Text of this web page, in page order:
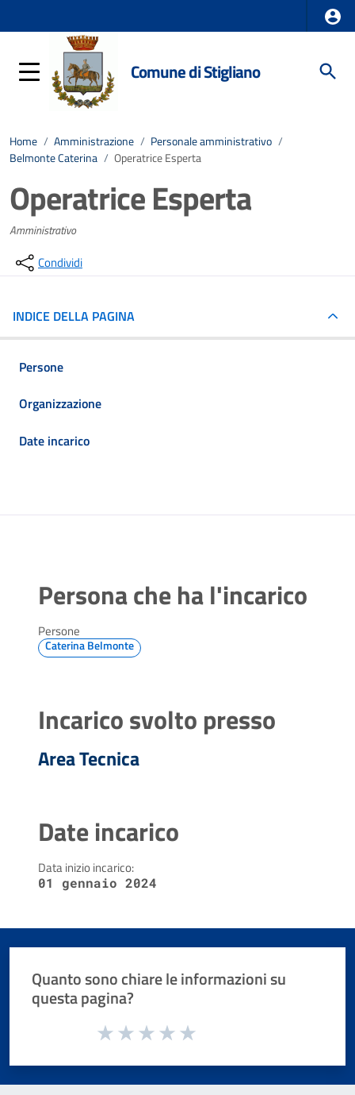
Comune di Stigliano
Home / Amministrazione / Personale amministrativo /
Belmonte Caterina / Operatrice Esperta
Operatrice Esperta
Amministrativo
Condividi
INDICE DELLA PAGINA
Persone
Organizzazione
Date incarico
Persona che ha l'incarico
Persone
Caterina Belmonte
Incarico svolto presso
Area Tecnica
Date incarico
Data inizio incarico:
01 gennaio 2024
Quanto sono chiare le informazioni su
questa pagina?
Valuta da 1 a 5 stelle la pagina